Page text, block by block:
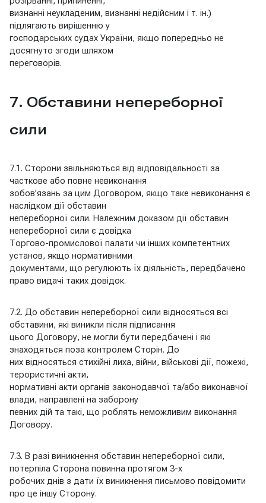
визнанні неукладеним, визнанні недійсним і т. ін.)
підлягають вирішенню у
господарських судах України, якщо попередньо не
досягнуто згоди шляхом
переговорів.
7. Обставини непереборної
сили
7.1. Сторони звільняються від відповідальності за
часткове або повне невиконання
зобов’язань за цим Договором, якщо таке невиконання є
наслідком дії обставин
непереборної сили. Належним доказом дії обставин
непереборної сили є довідка
Торгово-промислової палати чи інших компетентних
установ, якщо нормативними
документами, що регулюють їх діяльність, передбачено
право видачі таких довідок.
7.2. До обставин непереборної сили відносяться всі
обставини, які виникли після підписання
цього Договору, не могли бути передбачені і які
знаходяться поза контролем Сторін. До
них відносяться стихійні лиха, війни, військові дії, пожежі,
терористичні акти,
нормативні акти органів законодавчої та/або виконавчої
влади, направлені на заборону
певних дій та такі, що роблять неможливим виконання
Договору.
7.3. В разі виникнення обставин непереборної сили,
потерпіла Сторона повинна протягом 3-х
робочих днів з дати їх виникнення письмово повідомити
про це іншу Сторону.